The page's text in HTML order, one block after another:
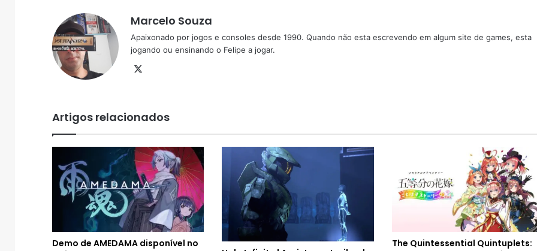
Marcelo Souza
Apaixonado por jogos e consoles desde 1990. Quando não esta escrevendo em algum site de games, esta
jogando ou ensinando o Felipe a jogar.
Artigos relacionados
Demo de AMEDAMA disponível no
The Quintessential Quintuplets: